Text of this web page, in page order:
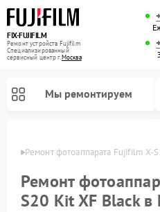
FIX-FUJIFILM
Ремонт устройств Fujifilm
Специализированный
cервисный центр г.Москва
Мы ремонтируем
Ремонт фотоаппарата Fujifilm X-
Ремонт
S20 Kit XF Black в